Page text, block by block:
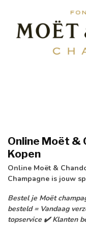
Online Moët &
Kopen
Online Moët &
Champagne is jouw
Bestel je Moët
besteld = Vandaag
topservice ✔️ Klanten